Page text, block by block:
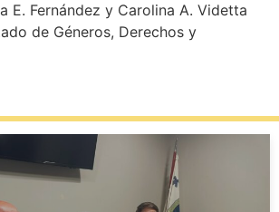
E. Fernández y Carolina A. Videtta
de Géneros, Derechos y